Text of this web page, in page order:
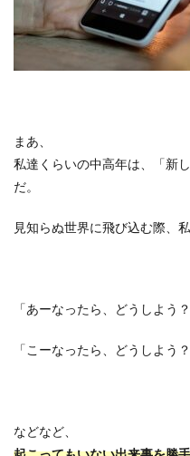
まあ、
私達くらいの中高年は、「新
だ。
見知らぬ世界に飛び込む際、
「あーなったら、どうしよう？
「こーなったら、どうしよう？
などなど、